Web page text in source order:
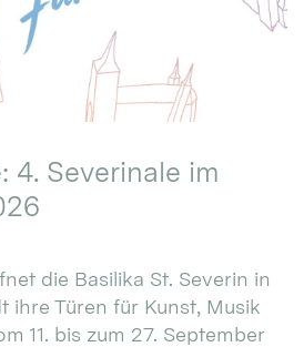
4. Severinale im
die Basilika St. Severin in
ihre Türen für Kunst, Musik
11. bis zum 27. September